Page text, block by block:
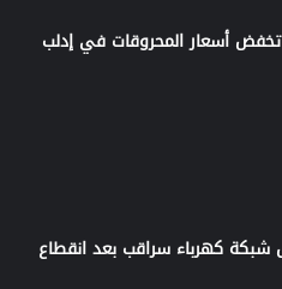
تخفض أسعار المحروقات في إدلب
شبكة كهرباء سراقب بعد انقطاع